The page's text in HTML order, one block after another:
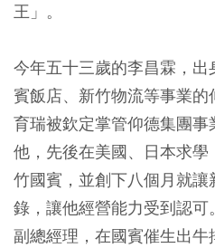
王 」。
今年五十三歲的李昌霖，
賓飯店、新竹物流等事業的
育瑞被欽定掌管仰德集團
他，先後在美國、日本求
竹國賓，並創下八個月就
錄，讓他經營能力受到認可。
副總經理，在國賓催生出牛